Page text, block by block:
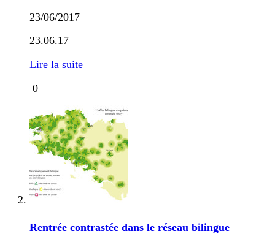
23/06/2017
23.06.17
Lire la suite
0
Rentrée contrastée dans le réseau bilingue